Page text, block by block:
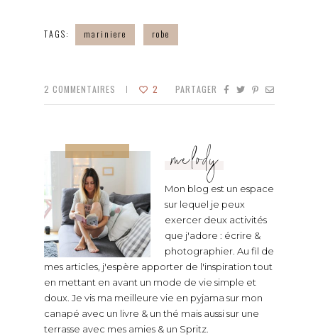
TAGS: mariniere robe
2 COMMENTAIRES 2 PARTAGER
melody
Mon blog est un espace
sur lequel je peux
exercer deux activités
que j'adore : écrire &
photographier. Au fil de
mes articles, j'espère apporter de l'inspiration tout
en mettant en avant un mode de vie simple et
doux. Je vis ma meilleure vie en pyjama sur mon
canapé avec un livre & un thé mais aussi sur une
terrasse avec mes amies & un Spritz.